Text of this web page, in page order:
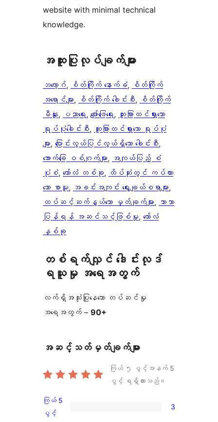
website with minimal technical
knowledge.
အ​ထူး​ပြု​လုပ်​ချက်​များ
ဘလော့ဂ်, စိတ်ကြိုက် နောက်ခံ,
စိတ်ကြိုက်
အရောင်များ, စိတ်ကြိုက် ခေါင်းစီး,
စိတ်ကြိုက်
မီနူး, ပညာရေး, ဖျော်ဖြေရေး, ထူးခြားထင်ရှားသော
ရုပ်ပုံခေါင်းစီး, ထူးခြားထင်ရှားသော ရုပ်ပုံ
များ, ပြောင်းလွယ်ပြင်လွယ်ရှိသော ခေါင်းစီး
အောက်ခြေ ဝစ်ဂျက်များ, အကျယ်ပြည့် စံ
ပုံစံ, ကော်လံ တစ်ခု, ထိပ်ဆုံးတွင် ကပ်ထား
သော စာမူ, အခင်းအကျင်း ရွေးချယ်စရာများ
ထပ်ဆင့်ဆက်နွယ်သော မှတ်ချက်များ, ဘာသာ
ပြန်ရန် အဆင်သင့်ဖြစ်မှု, ကော်လံ
နှစ်ခု
တစ်ရက်လျှင် ဒေါင်းလုဒ်
ရယူမှု အရေအတွက်
လက်ရှိအသုံးပြုနေသော တပ်ဆင်မှု
အရေအတွက် – 90+
အဆင့်သတ်မှတ်ချက်များ
ကြယ် ၅ ပွင့်အနက် 5
ပွင့် ရရှိထားသည်။
ကြယ်
ကြယ် 5
ပွင့်
3